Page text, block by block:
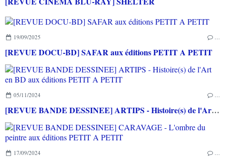
19/09/2025 …
[REVUE DOCU-BD] SAFAR aux éditions PETIT A PETIT
05/11/2024 …
[REVUE BANDE DESSINEE] ARTIPS - Histoire(s) de l'Art en BD aux éditions PETIT A PETIT
17/09/2024 …